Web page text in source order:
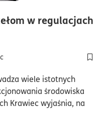
w regulacjach
wiele istotnych
środowiska
Krawiec wyjaśnia, na